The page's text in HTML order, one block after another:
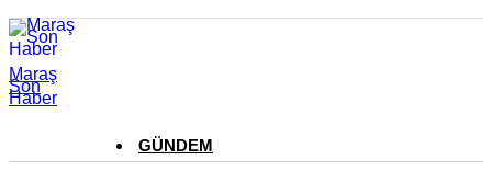
Maraş
Son
Haber
GÜNDEM